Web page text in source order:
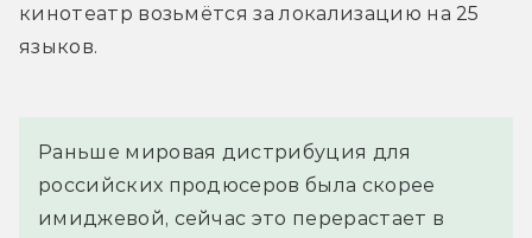
кинотеатр возьмётся за локализацию на 25
языков.
Раньше мировая дистрибуция для
российских продюсеров была скорее
имиджевой, сейчас это перерастает в